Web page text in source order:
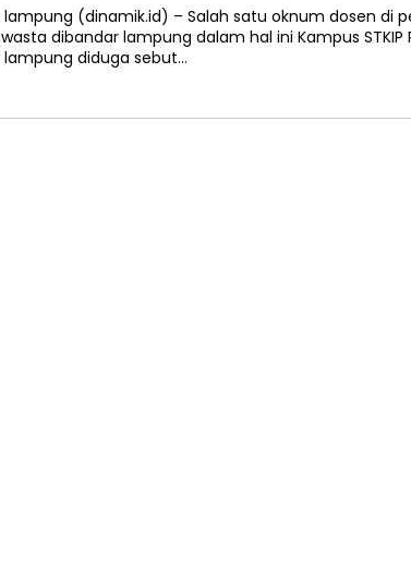
lampung (dinamik.id) – Salah satu oknum dosen di
dibandar lampung dalam hal ini Kampus STKIP
lampung diduga sebut…